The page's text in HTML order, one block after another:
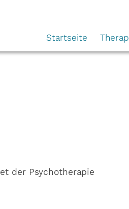
Startseite
der Psychotherapie